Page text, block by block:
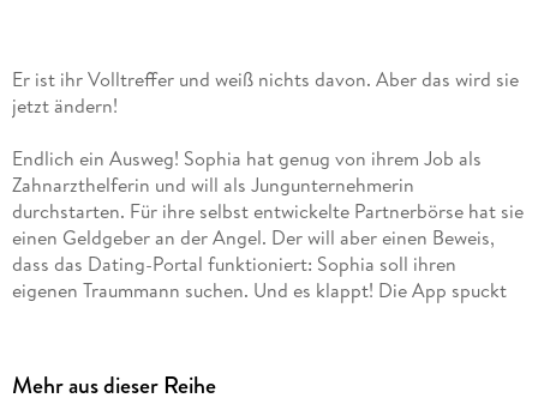
Er ist ihr Volltreffer und weiß nichts davon. Aber das wird sie
jetzt ändern!
Endlich ein Ausweg! Sophia hat genug von ihrem Job als
Zahnarzthelferin und will als Jungunternehmerin
durchstarten. Für ihre selbst entwickelte Partnerbörse hat sie
einen Geldgeber an der Angel. Der will aber einen Beweis,
dass das Dating-Portal funktioniert: Sophia soll ihren
eigenen Traummann suchen. Und es klappt! Die App spuckt
Allerdings ahnt Sebastian nichts von seiner Dating-Karriere,
denn seine Tochter Issy hat ihn heimlich angemeldet. Das
Mehr aus dieser Reihe